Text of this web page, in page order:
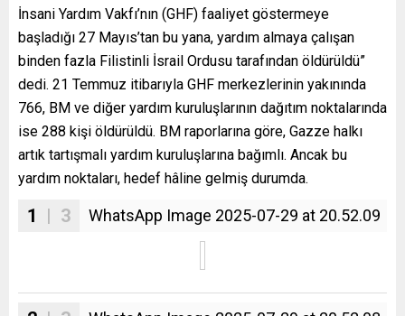
İnsani Yardım Vakfı’nın (GHF) faaliyet göstermeye
başladığı 27 Mayıs’tan bu yana, yardım almaya çalışan
binden fazla Filistinli İsrail Ordusu tarafından öldürüldü”
dedi. 21 Temmuz itibarıyla GHF merkezlerinin yakınında
766, BM ve diğer yardım kuruluşlarının dağıtım noktalarında
ise 288 kişi öldürüldü. BM raporlarına göre, Gazze halkı
artık tartışmalı yardım kuruluşlarına bağımlı. Ancak bu
yardım noktaları, hedef hâline gelmiş durumda.
1 | 3 WhatsApp Image 2025-07-29 at 20.52.09